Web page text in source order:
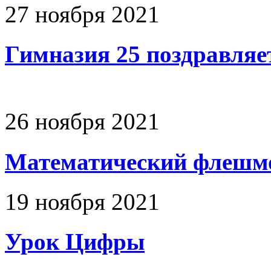
27 ноября 2021
Гимназия 25
26 ноября 2021
Математический
19 ноября 2021
Урок Цифры